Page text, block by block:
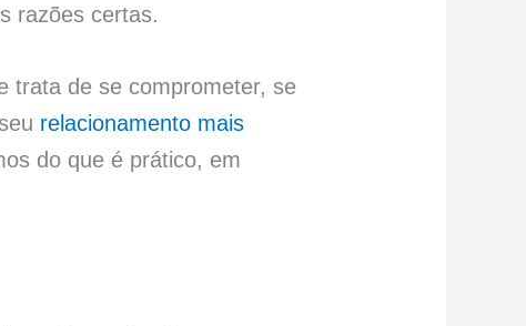
razões certas.
trata de se comprometer, se
relacionamento mais
do que é prático, em